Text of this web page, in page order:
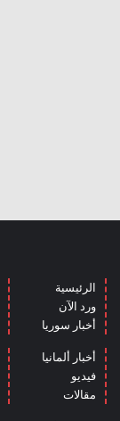
الرئيسية
ورد الآن
أخبار سوريا
أخبار ألمانيا
فيديو
مقالات